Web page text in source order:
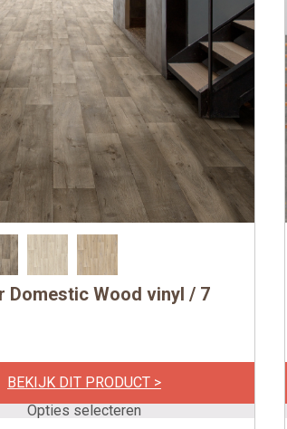
Domestic Wood vinyl / 7
BEKIJK DIT PRODUCT >
Opties selecteren